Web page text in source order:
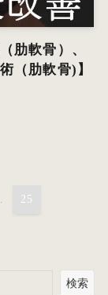
肋軟骨）、
（肋軟骨)】
25
検索